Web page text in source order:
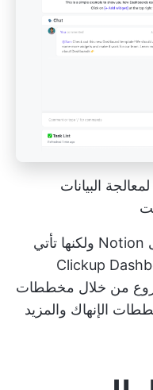
استخدم ClickUp Dashboards لمعالجة البيانات
تتوفر عمليات تكامل التقارير على Notion ولكنها تأتي
Clickup
من خلال مخططات
الإنهاك والمزيد